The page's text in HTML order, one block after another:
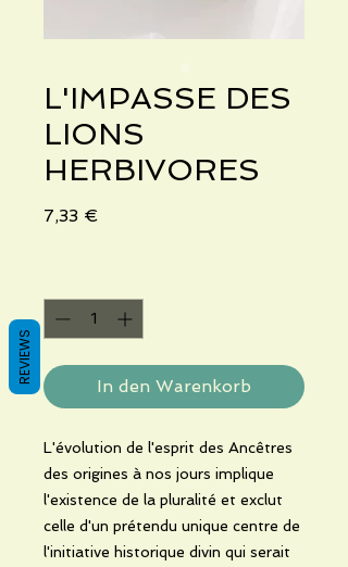
L'IMPASSE DES
LIONS
HERBIVORES
7,33 €
In den Warenkorb
L'évolution de l'esprit des Ancêtres
des origines à nos jours implique
l'existence de la pluralité et exclut
celle d'un prétendu unique centre de
l'initiative historique divin qui serait
REVIEWS